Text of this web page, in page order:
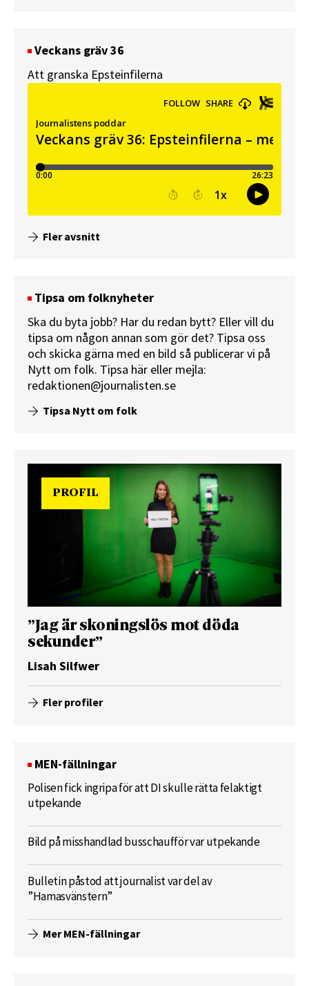
Veckans gräv 36
Att granska Epsteinfilerna
Fler avsnitt
Tipsa om folknyheter
Ska du byta jobb? Har du redan bytt? Eller vill du
tipsa om någon annan som gör det? Tipsa oss
och skicka gärna med en bild så publicerar vi på
Nytt om folk. Tipsa här eller mejla:
redaktionen@journalisten.se
Tipsa Nytt om folk
PROFIL
”Jag är skoningslös mot döda
sekunder”
Lisah Silfwer
Fler profiler
MEN-fällningar
Polisen fick ingripa för att DI skulle rätta felaktigt
utpekande
Bild på misshandlad busschaufför var utpekande
Bulletin påstod att journalist var del av
”Hamasvänstern”
Mer MEN-fällningar